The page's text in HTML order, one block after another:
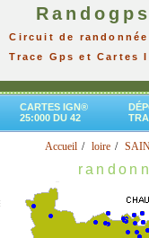
Circuit de randonnée
Trace Gps et Cartes
CARTES IGN®
25:000 DU 42
Accueil loire